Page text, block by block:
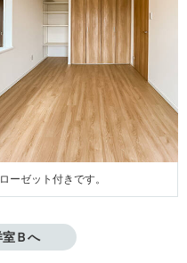
ーゼット付きです。
Ｂへ